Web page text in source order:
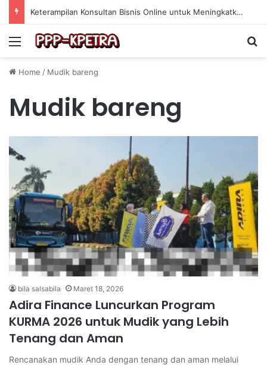
Keterampilan Konsultan Bisnis Online untuk Meningkatkan Pendapatan Berdasarkan Pengalaman Praktis
Menu
Home / Mudik bareng
Mudik bareng
bila salsabila Maret 18, 2026
Adira Finance Luncurkan Program
KURMA 2026 untuk Mudik yang Lebih
Tenang dan Aman
Rencanakan mudik Anda dengan tenang dan aman melalui